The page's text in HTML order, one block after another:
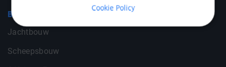
Branches
Jachtbouw
Scheepsbouw
Cookie Policy